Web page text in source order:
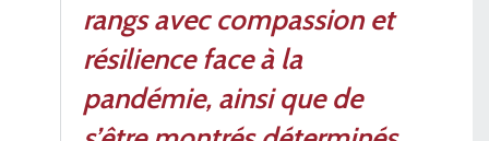
rangs avec compassion et
résilience face à la
pandémie, ainsi que de